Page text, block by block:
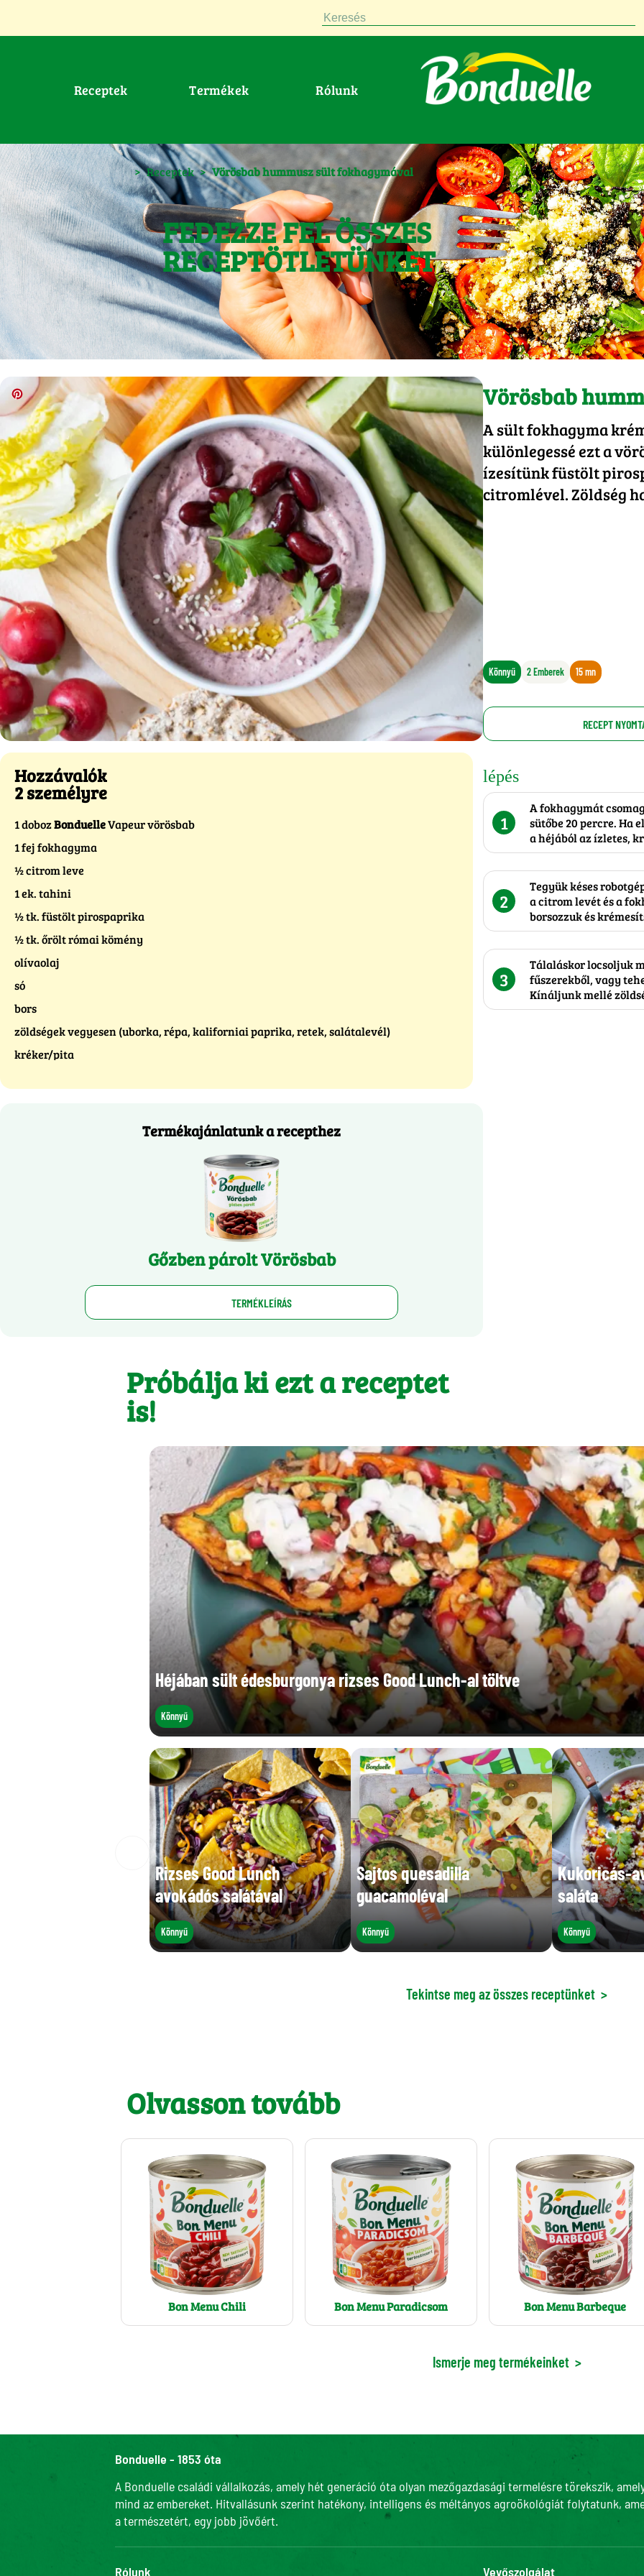
Keresés
Receptek Termékek Rólunk
> Receptek > Vörösbab hummusz sült fokhagymával
FEDEZZE FEL ÖSSZES
RECEPTÖTLETÜNKET
Vörösbab
A sült fokhagyma
különlegessé ezt a
ízesítünk füstölt
citromlével. Zöldség
Könnyű 2 Emberek 15 mn
RECEPT
Hozzávalók
2 személyre
1 dobozBonduelleVapeur vörösbab
1 fej fokhagyma
½ citrom leve
1 ek. tahini
½ tk. füstölt pirospaprika
½ tk. őrölt római kömény
olívaolaj
só
bors
zöldségek vegyesen (uborka, répa, kaliforniai paprika, retek, salátalevél)
kréker/pita
Termékajánlatunk a recepthez
Gőzben párolt Vörösbab
TERMÉKLEÍRÁS
lépés
1
A fokhagymát
sütőbe 20 percre. Ha
a héjából az ízletes,
2
Tegyük késes
a citrom levét és a
borsozzuk és
3
Tálaláskor locsoljuk
fűszerekből, vagy
Kínáljunk mellé
Próbálja ki ezt a receptet
is!
Héjában sült édesburgonya rizses Good Lunch-al töltve
Könnyű
Rizses Good Lunch
avokádós salátával
Könnyű
Sajtos quesadilla
guacamoléval
Könnyű
Kukoricás-
saláta
Könnyű
Tekintse meg az összes receptünket >
Olvasson tovább
Bon Menu Chili Bon Menu Paradicsom Bon Menu Barbeque
Ismerje meg termékeinket >
Bonduelle - 1853 óta
A Bonduelle családi vállalkozás, amely hét generáció óta olyan mezőgazdasági termelésre törekszik,
mind az embereket. Hitvallásunk szerint hatékony, intelligens és méltányos agroökológiát folytatunk,
a természetért, egy jobb jövőért.
Rólunk Vevőszolgálat